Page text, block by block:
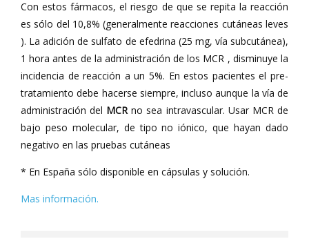
Con estos fármacos, el riesgo de que se repita la reacción
es sólo del 10,8% (generalmente reacciones cutáneas leves
). La adición de sulfato de efedrina (25 mg, vía subcutánea),
1 hora antes de la administración de los MCR , disminuye la
incidencia de reacción a un 5%. En estos pacientes el pre-
tratamiento debe hacerse siempre, incluso aunque la vía de
administración del MCRno sea intravascular. Usar MCR de
bajo peso molecular, de tipo no iónico, que hayan dado
negativo en las pruebas cutáneas
* En España sólo disponible en cápsulas y solución.
Mas información.